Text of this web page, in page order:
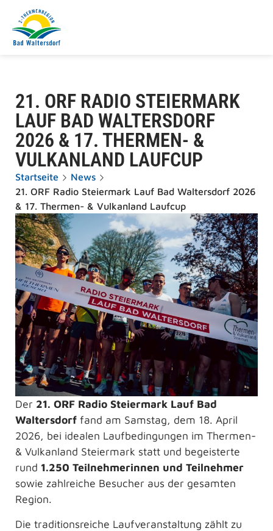
21. ORF RADIO STEIERMARK
LAUF BAD WALTERSDORF
2026 & 17. THERMEN- &
VULKANLAND LAUFCUP
Startseite
News
21. ORF Radio Steiermark Lauf Bad Waltersdorf 2026
& 17. Thermen- & Vulkanland Laufcup
Der 21. ORF Radio Steiermark Lauf Bad
Waltersdorf fand am Samstag, dem 18. April
2026, bei idealen Laufbedingungen im Thermen-
& Vulkanland Steiermark statt und begeisterte
rund 1.250 Teilnehmerinnen und Teilnehmer
sowie zahlreiche Besucher aus der gesamten
Region.
Die traditionsreiche Laufveranstaltung zählt zu